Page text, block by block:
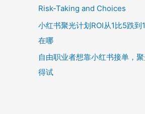
Risk-Taking and Choices
小红书聚光计划ROI从1比5跌到
在哪
自由职业者想靠小红书接单，
得试